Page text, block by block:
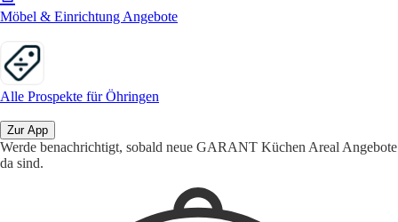
Möbel & Einrichtung Angebote
Alle Prospekte für Öhringen
Zur App
Werde benachrichtigt, sobald neue GARANT Küchen Areal Angebote
da sind.